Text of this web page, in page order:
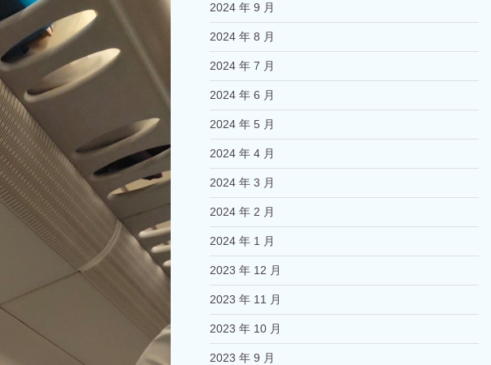
2024 年 9 月
2024 年 8 月
2024 年 7 月
2024 年 6 月
2024 年 5 月
2024 年 4 月
2024 年 3 月
2024 年 2 月
2024 年 1 月
2023 年 12 月
2023 年 11 月
2023 年 10 月
2023 年 9 月